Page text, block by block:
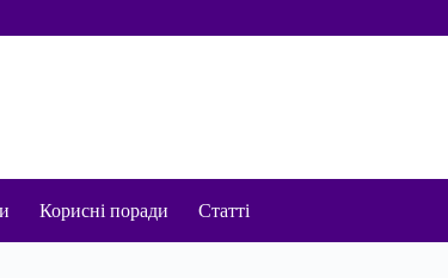
Корисні поради Статті